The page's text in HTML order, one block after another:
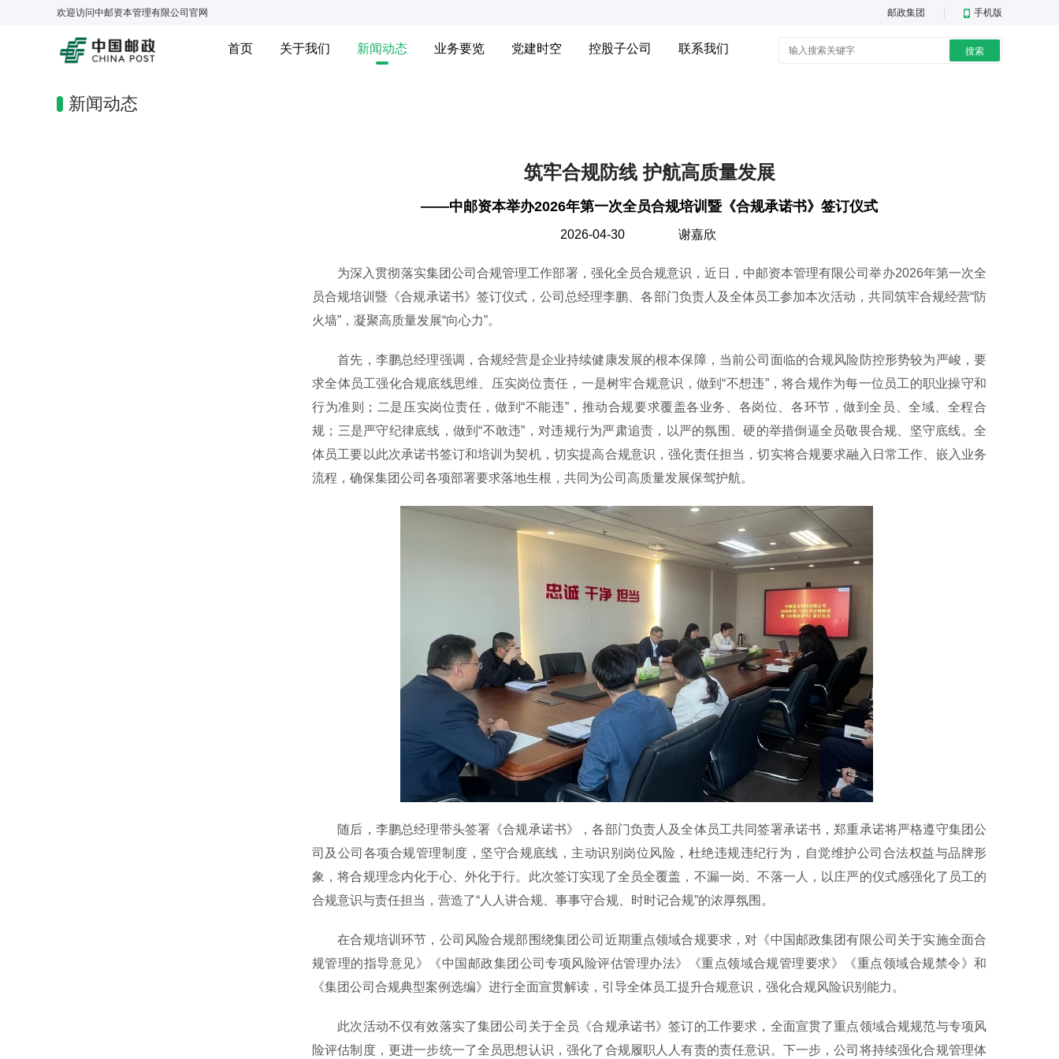
欢迎访问中邮资本管理有限公司 官网 邮政集团 手机版
首页 关于我们 新闻动态 业务要览 党建时空 控股子公司 联系我们 搜索
新闻动态
筑牢合规防线 护航高质量发展
——中邮资本举办2026年第一次全员合规培训暨《合规承诺书》签订仪式
2026-04-30 谢嘉欣
为深入贯彻落实集团公司合规管理工作部署，强化全员合规意识，近日，中邮资本管理有限公司举办2026年第一次全
员合规培训暨《合规承诺书》签订仪式，公司总经理李鹏、各部门负责人及全体员工参加本次活动，共同筑牢合规经营“防
火墙”，凝聚高质量发展“向心力”。
首先，李鹏总经理强调，合规经营是企业持续健康发展的根本保障，当前公司面临的合规风险防控形势较为严峻，要
求全体员工强化合规底线思维、压实岗位责任，一是树牢合规意识，做到“不想违”，将合规作为每一位员工的职业操守和
行为准则；二是压实岗位责任，做到“不能违”，推动合规要求覆盖各业务、各岗位、各环节，做到全员、全域、全程合
规；三是严守纪律底线，做到“不敢违”，对违规行为严肃追责，以严的氛围、硬的举措倒逼全员敬畏合规、坚守底线。全
体员工要以此次承诺书签订和培训为契机，切实提高合规意识，强化责任担当，切实将合规要求融入日常工作、嵌入业务
流程，确保集团公司各项部署要求落地生根，共同为公司高质量发展保驾护航。
随后，李鹏总经理带头签署《合规承诺书》，各部门负责人及全体员工共同签署承诺书，郑重承诺将严格遵守集团公
司及公司各项合规管理制度，坚守合规底线，主动识别岗位风险，杜绝违规违纪行为，自觉维护公司合法权益与品牌形
象，将合规理念内化于心、外化于行。此次签订实现了全员全覆盖，不漏一岗、不落一人，以庄严的仪式感强化了员工的
合规意识与责任担当，营造了“人人讲合规、事事守合规、时时记合规”的浓厚氛围。
在合规培训环节，公司风险合规部围绕集团公司近期重点领域合规要求，对《中国邮政集团有限公司关于实施全面合
规管理的指导意见》《中国邮政集团公司专项风险评估管理办法》《重点领域合规管理要求》《重点领域合规禁令》和
《集团公司合规典型案例选编》进行全面宣贯解读，引导全体员工提升合规意识，强化合规风险识别能力。
此次活动不仅有效落实了集团公司关于全员《合规承诺书》签订的工作要求，全面宣贯了重点领域合规规范与专项风
险评估制度，更进一步统一了全员思想认识，强化了合规履职人人有责的责任意识。下一步，公司将持续强化合规管理体